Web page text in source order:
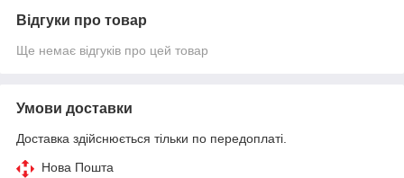
Відгуки про товар
Ще немає відгуків про цей товар
Умови доставки
Доставка здійснюється тільки по передоплаті.
Нова Пошта